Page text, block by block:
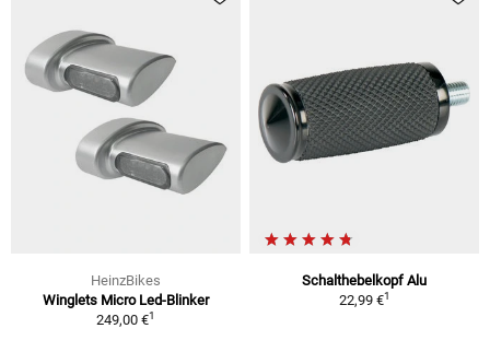
HeinzBikes
Winglets Micro Led-Blinker
249,00 €1
Schalthebelkopf Alu
22,99 €1